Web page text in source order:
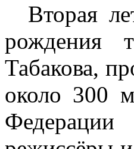
Вторая
рождения
Табакова,
около 300